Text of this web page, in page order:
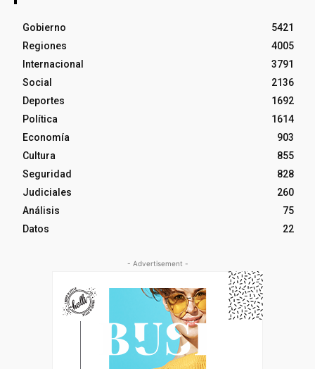
Gobierno
5421
Regiones
4005
Internacional
3791
Social
2136
Deportes
1692
Política
1614
Economía
903
Cultura
855
Seguridad
828
Judiciales
260
Análisis
75
Datos
22
- Advertisement -